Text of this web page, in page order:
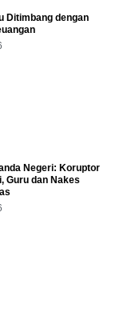
Ditimbang dengan
Negeri: Koruptor
Guru dan Nakes